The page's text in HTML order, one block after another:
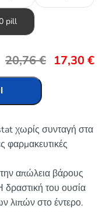
pill
20,76€ 17,30€
χωρίς συνταγή στα
φαρμακευτικές
απώλεια βάρους
δραστική του ουσία
λιπών στο έντερο.